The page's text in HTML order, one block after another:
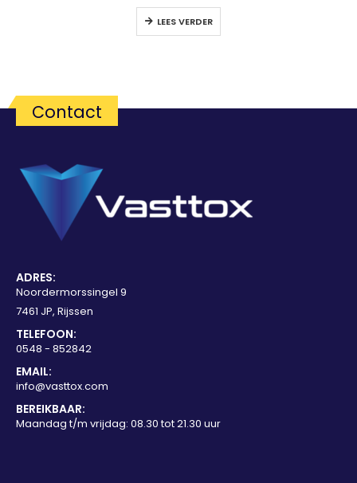
LEES VERDER
Contact
ADRES:
Noordermorssingel 9
7461 JP, Rijssen
TELEFOON:
0548 - 852842
EMAIL:
info@vasttox.com
BEREIKBAAR:
Maandag t/m vrijdag: 08.30 tot 21.30 uur